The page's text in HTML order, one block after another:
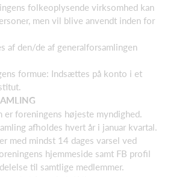
folkeoplysende virksomhed kan
men vil blive anvendt inden for
af den/de af generalforsamlingen
formue: Indsættes på konto i et
er foreningens højeste myndighed.
afholdes hvert år i januar kvartal.
med mindst 14 dages varsel ved
hjemmeside samt FB profil
til samtlige medlemmer.